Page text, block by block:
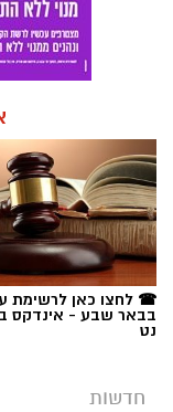
☎ לחצו כאן לרשימת
בבאר שבע - אינדקס
נט
חדשות